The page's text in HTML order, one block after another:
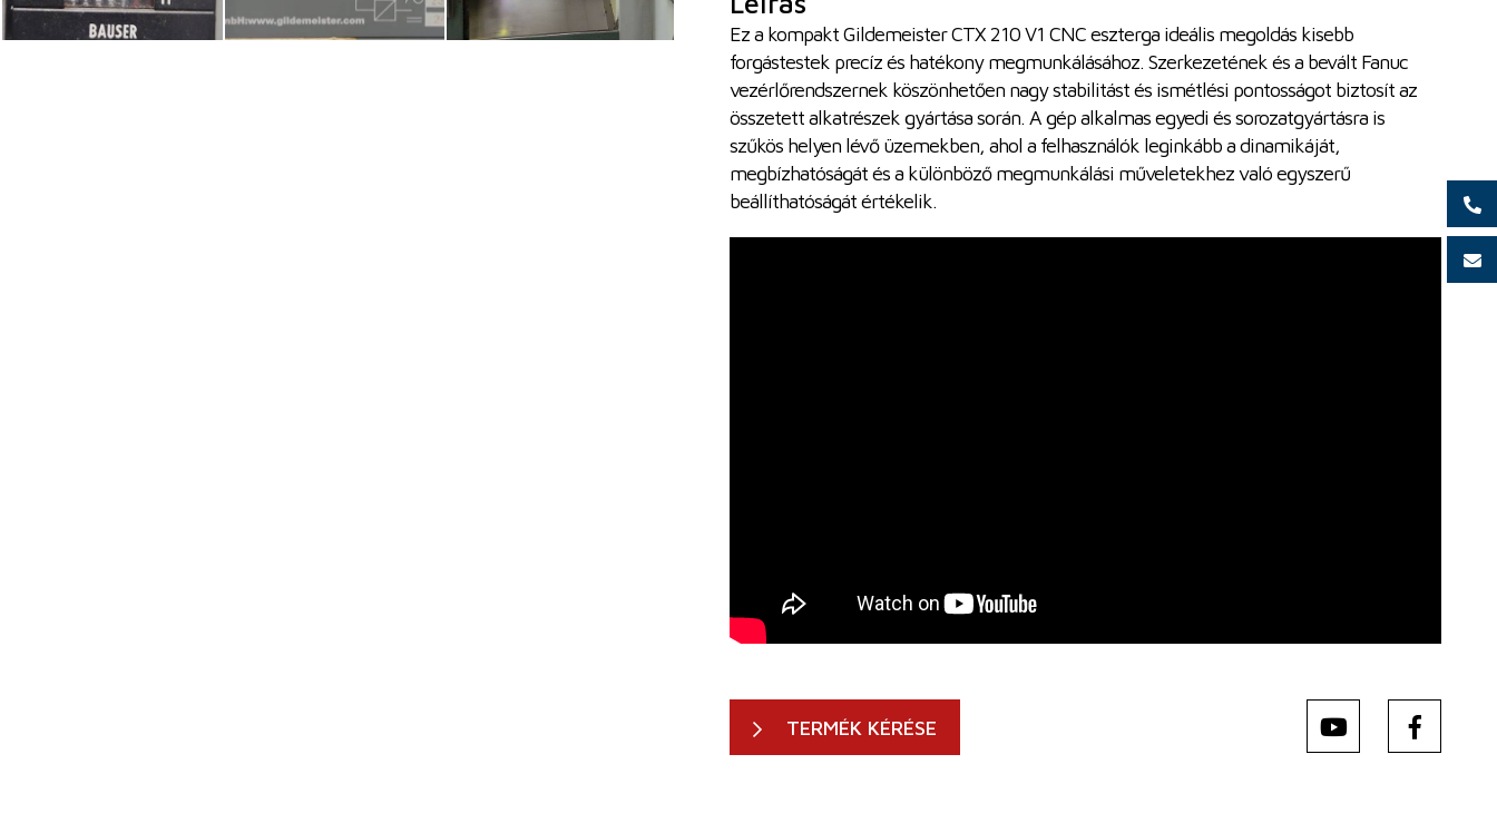
Ez a kompakt Gildemeister CTX 210 V1 CNC eszterga ideális megoldás kisebb
forgástestek precíz és hatékony megmunkálásához. Szerkezetének és a bevált Fanuc
vezérlőrendszernek köszönhetően nagy stabilitást és ismétlési pontosságot biztosít az
összetett alkatrészek gyártása során. A gép alkalmas egyedi és sorozatgyártásra is
szűkös helyen lévő üzemekben, ahol a felhasználók leginkább a dinamikáját,
megbízhatóságát és a különböző megmunkálási műveletekhez való egyszerű
beállíthatóságát értékelik.
TERMÉK KÉRÉSE